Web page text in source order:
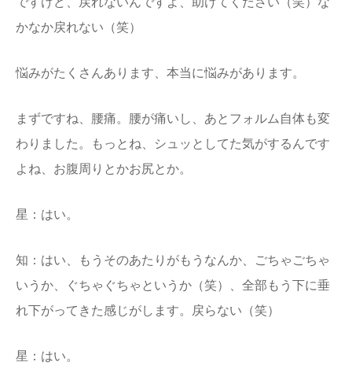
かなか戻れない（笑）
悩みがたくさんあります、本当に悩みがあります。
まずですね、腰痛。腰が痛いし、あとフォルム自体も変
わりました。もっとね、シュッとしてた気がするんです
よね、お腹周りとかお尻とか。
星：はい。
知：はい、もうそのあたりがもうなんか、ごちゃごちゃ
いうか、ぐちゃぐちゃというか（笑）、全部もう下に垂
れ下がってきた感じがします。戻らない（笑）
星：はい。